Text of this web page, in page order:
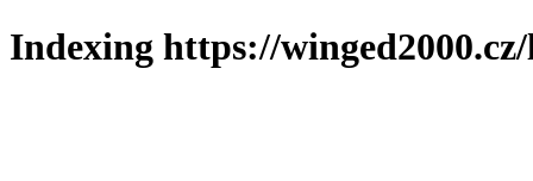
Indexing https://